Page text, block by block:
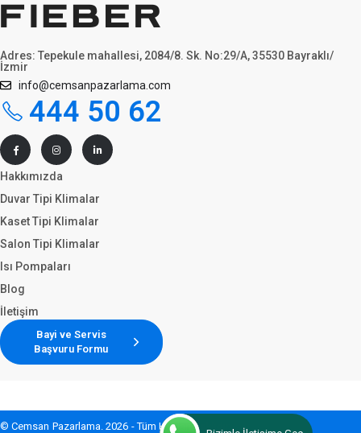
Adres: Tepekule mahallesi, 2084/8. Sk. No:29/A, 35530 Bayraklı/
İzmir
info@cemsanpazarlama.com
444 50 62
Hakkımızda
Duvar Tipi Klimalar
Kaset Tipi Klimalar
Salon Tipi Klimalar
Isı Pompaları
Blog
İletişim
Bayi ve Servis
Başvuru Formu
© Cemsan Pazarlama. 2026 - Tüm Hakları Saklıdır.